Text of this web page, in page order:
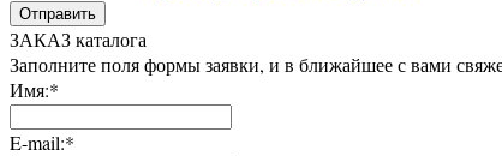
Отправить
ЗАКАЗ каталога
Заполните поля формы заявки, и в ближайшее с вами
Имя:*
E-mail:*